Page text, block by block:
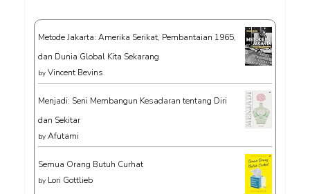
Metode Jakarta: Amerika Serikat, Pembantaian 1965,
dan Dunia Global Kita Sekarang
by Vincent Bevins
Menjadi: Seni Membangun Kesadaran tentang Diri
dan Sekitar
by Afutami
Semua Orang Butuh Curhat
by Lori Gottlieb